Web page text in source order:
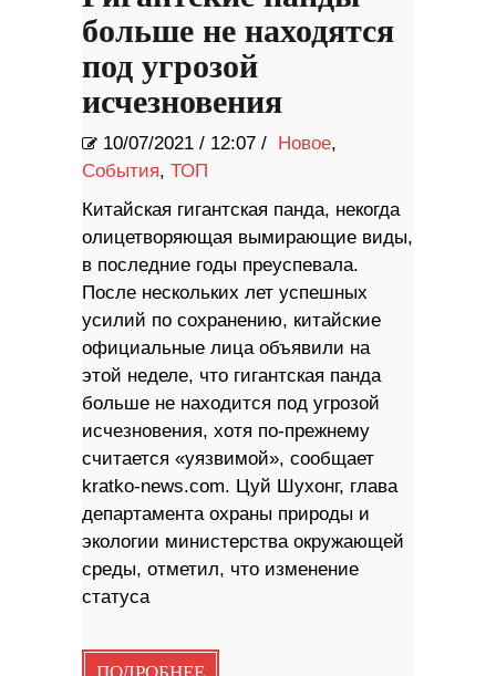
больше не находятся
под угрозой
исчезновения
10/07/2021 / 12:07 / Новое,
События, ТОП
Китайская гигантская панда, некогда
олицетворяющая вымирающие виды,
в последние годы преуспевала.
После нескольких лет успешных
усилий по сохранению, китайские
официальные лица объявили на
этой неделе, что гигантская панда
больше не находится под угрозой
исчезновения, хотя по-прежнему
считается «уязвимой», сообщает
kratko-news.com. Цуй Шухонг, глава
департамента охраны природы и
экологии министерства окружающей
среды, отметил, что изменение
статуса